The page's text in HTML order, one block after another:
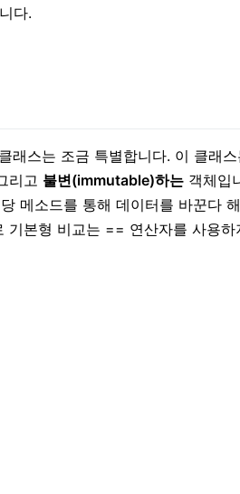
다.
래스는 조금 특별합니다. 이 클래
리고 불변(immutable)하는 객체입
메소드를 통해 데이터를 바꾼다
기본형 비교는 == 연산자를 사용